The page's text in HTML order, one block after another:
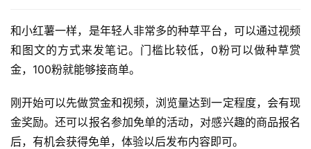
和小红薯一样，是年轻人非常多的种草平台，可以通过视频
和图文的方式来发笔记。门槛比较低，0粉可以做种草赏
金，100粉就能够接商单。
刚开始可以先做赏金和视频，浏览量达到一定程度，会有现
金奖励。还可以报名参加免单的活动，对感兴趣的商品报名
后，有机会获得免单，体验以后发布内容即可。